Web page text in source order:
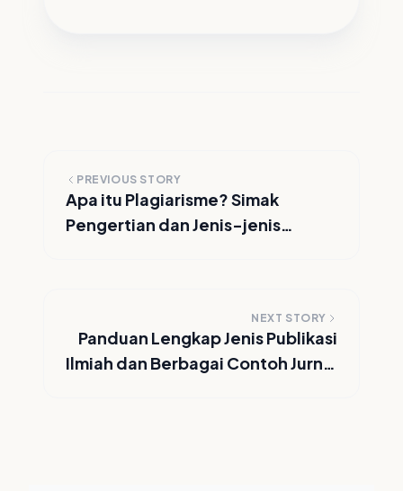
PREVIOUS STORY
Apa itu Plagiarisme? Simak
Pengertian dan Jenis-jenis
NEXT STORY
Panduan Lengkap Jenis Publikasi
Ilmiah dan Berbagai Contoh Jurnal